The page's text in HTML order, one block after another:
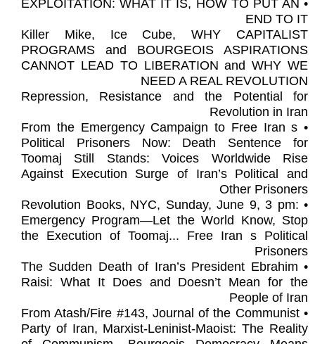
• EXPLOITATION: WHAT IT IS, HOW TO PUT AN
END TO IT
Killer Mike, Ice Cube, WHY CAPITALIST
PROGRAMS and BOURGEOIS ASPIRATIONS
CANNOT LEAD TO LIBERATION and WHY WE
NEED A REAL REVOLUTION
Repression, Resistance and the Potential for
Revolution in Iran
• From the Emergency Campaign to Free Iran s
Political Prisoners Now: Death Sentence for
Toomaj Still Stands: Voices Worldwide Rise
Against Execution Surge of Iran’s Political and
Other Prisoners
• Revolution Books, NYC, Sunday, June 9, 3 pm:
Emergency Program—Let the World Know, Stop
the Execution of Toomaj... Free Iran s Political
Prisoners
• The Sudden Death of Iran’s President Ebrahim
Raisi: What It Does and Doesn’t Mean for the
People of Iran
• From Atash/Fire #143, Journal of the Communist
Party of Iran, Marxist-Leninist-Maoist: The Reality